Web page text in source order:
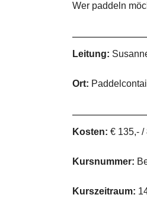
Wer paddeln
Leitung:
Ort:
Kosten: € 135,- /
Kursnummer:
Kurszeitraum: